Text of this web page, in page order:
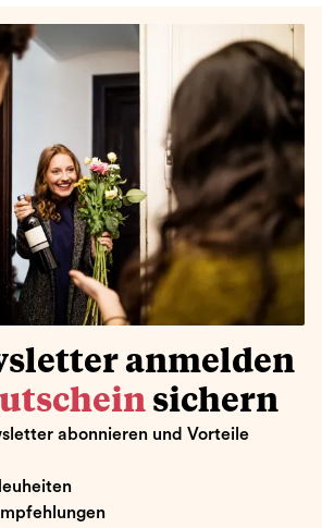
anmelden
sichern
abonnieren und Vorteile